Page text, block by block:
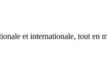
et internationale, tout en